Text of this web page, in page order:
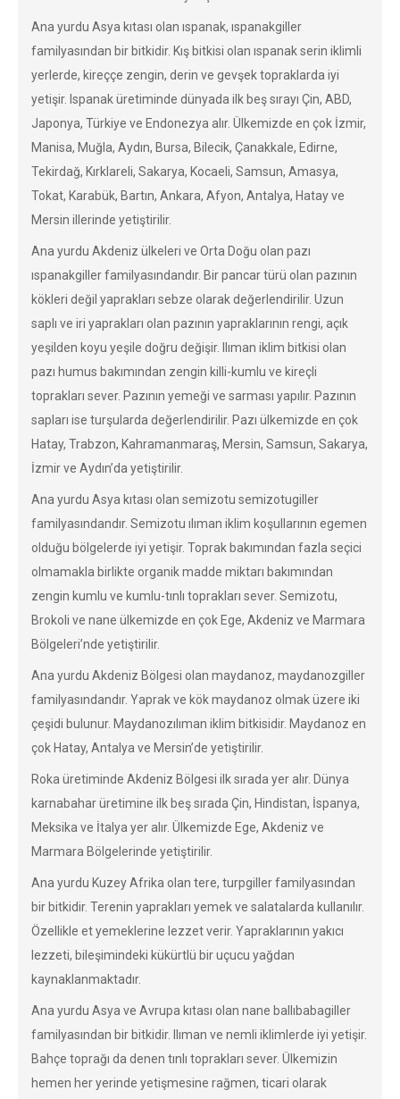
Ana yurdu Asya kıtası olan ıspanak, ıspanakgiller
familyasından bir bitkidir. Kış bitkisi olan ıspanak serin iklimli
yerlerde, kireççe zengin, derin ve gevşek topraklarda iyi
yetişir. Ispanak üretiminde dünyada ilk beş sırayı Çin, ABD,
Japonya, Türkiye ve Endonezya alır. Ülkemizde en çok İzmir,
Manisa, Muğla, Aydın, Bursa, Bilecik, Çanakkale, Edirne,
Tekirdağ, Kırklareli, Sakarya, Kocaeli, Samsun, Amasya,
Tokat, Karabük, Bartın, Ankara, Afyon, Antalya, Hatay ve
Mersin illerinde yetiştirilir.
Ana yurdu Akdeniz ülkeleri ve Orta Doğu olan pazı
ıspanakgiller familyasındandır. Bir pancar türü olan pazının
kökleri değil yaprakları sebze olarak değerlendirilir. Uzun
saplı ve iri yaprakları olan pazının yapraklarının rengi, açık
yeşilden koyu yeşile doğru değişir. Ilıman iklim bitkisi olan
pazı humus bakımından zengin killi-kumlu ve kireçli
toprakları sever. Pazının yemeği ve sarması yapılır. Pazının
sapları ise turşularda değerlendirilir. Pazı ülkemizde en çok
Hatay, Trabzon, Kahramanmaraş, Mersin, Samsun, Sakarya,
İzmir ve Aydın’da yetiştirilir.
Ana yurdu Asya kıtası olan semizotu semizotugiller
familyasındandır. Semizotu ılıman iklim koşullarının egemen
olduğu bölgelerde iyi yetişir. Toprak bakımından fazla seçici
olmamakla birlikte organik madde miktarı bakımından
zengin kumlu ve kumlu-tınlı toprakları sever. Semizotu,
Brokoli ve nane ülkemizde en çok Ege, Akdeniz ve Marmara
Bölgeleri’nde yetiştirilir.
Ana yurdu Akdeniz Bölgesi olan maydanoz, maydanozgiller
familyasındandır. Yaprak ve kök maydanoz olmak üzere iki
çeşidi bulunur. Maydanozılıman iklim bitkisidir. Maydanoz en
çok Hatay, Antalya ve Mersin’de yetiştirilir.
Roka üretiminde Akdeniz Bölgesi ilk sırada yer alır. Dünya
karnabahar üretimine ilk beş sırada Çin, Hindistan, İspanya,
Meksika ve İtalya yer alır. Ülkemizde Ege, Akdeniz ve
Marmara Bölgelerinde yetiştirilir.
Ana yurdu Kuzey Afrika olan tere, turpgiller familyasından
bir bitkidir. Terenin yaprakları yemek ve salatalarda kullanılır.
Özellikle et yemeklerine lezzet verir. Yapraklarının yakıcı
lezzeti, bileşimindeki kükürtlü bir uçucu yağdan
kaynaklanmaktadır.
Ana yurdu Asya ve Avrupa kıtası olan nane ballıbabagiller
familyasından bir bitkidir. Ilıman ve nemli iklimlerde iyi yetişir.
Bahçe toprağı da denen tınlı toprakları sever. Ülkemizin
hemen her yerinde yetişmesine rağmen, ticari olarak